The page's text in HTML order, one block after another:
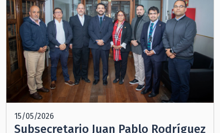
15/05/2026
Subsecretario Juan Pablo Rodríguez